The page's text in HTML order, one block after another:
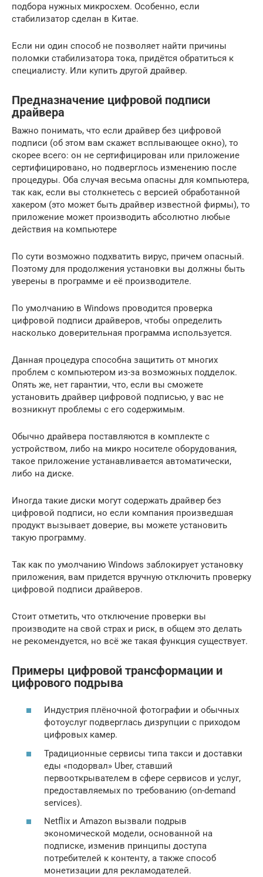
подбора нужных микросхем. Особенно, если
стабилизатор сделан в Китае.
Если ни один способ не позволяет найти причины
поломки стабилизатора тока, придётся обратиться к
специалисту. Или купить другой драйвер.
Предназначение цифровой подписи
драйвера
Важно понимать, что если драйвер без цифровой
подписи (об этом вам скажет всплывающее окно), то
скорее всего: он не сертифицирован или приложение
сертифицировано, но подверглось изменению после
процедуры. Оба случая весьма опасны для компьютера,
так как, если вы столкнетесь с версией обработанной
хакером (это может быть драйвер известной фирмы), то
приложение может производить абсолютно любые
действия на компьютере
По сути возможно подхватить вирус, причем опасный.
Поэтому для продолжения установки вы должны быть
уверены в программе и её производителе.
По умолчанию в Windows проводится проверка
цифровой подписи драйверов, чтобы определить
насколько доверительная программа используется.
Данная процедура способна защитить от многих
проблем с компьютером из-за возможных подделок.
Опять же, нет гарантии, что, если вы сможете
установить драйвер цифровой подписью, у вас не
возникнут проблемы с его содержимым.
Обычно драйвера поставляются в комплекте с
устройством, либо на микро носителе оборудования,
такое приложение устанавливается автоматически,
либо на диске.
Иногда такие диски могут содержать драйвер без
цифровой подписи, но если компания произведшая
продукт вызывает доверие, вы можете установить
такую программу.
Так как по умолчанию Windows заблокирует установку
приложения, вам придется вручную отключить проверку
цифровой подписи драйверов.
Стоит отметить, что отключение проверки вы
производите на свой страх и риск, в общем это делать
не рекомендуется, но всё же такая функция существует.
Примеры цифровой трансформации и
цифрового подрыва
Индустрия плёночной фотографии и обычных
фотоуслуг подверглась дизрупции с приходом
цифровых камер.
Традиционные сервисы типа такси и доставки
еды «подорвал» Uber, ставший
первооткрывателем в сфере сервисов и услуг,
предоставляемых по требованию (on-demand
services).
Netflix и Amazon вызвали подрыв
экономической модели, основанной на
подписке, изменив принципы доступа
потребителей к контенту, а также способ
монетизации для рекламодателей.